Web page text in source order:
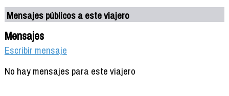
Mensajes públicos a este viajero
Mensajes
Escribir mensaje
No hay mensajes para este viajero